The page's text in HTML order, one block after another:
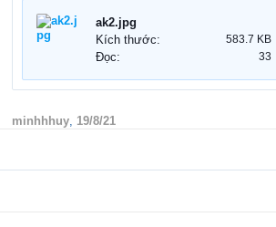
ak2.jpg
Kích thước:
583.7 KB
Đọc: 33
minhhhuy, 19/8/21